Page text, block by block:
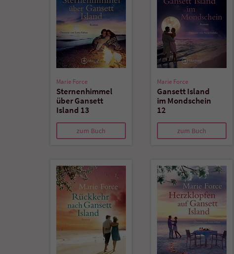
Marie Force
Sternenhimmel
über Gansett
Island 13
zum Buch
Marie Force
Gansett Island
im Mondschein
12
zum Buch